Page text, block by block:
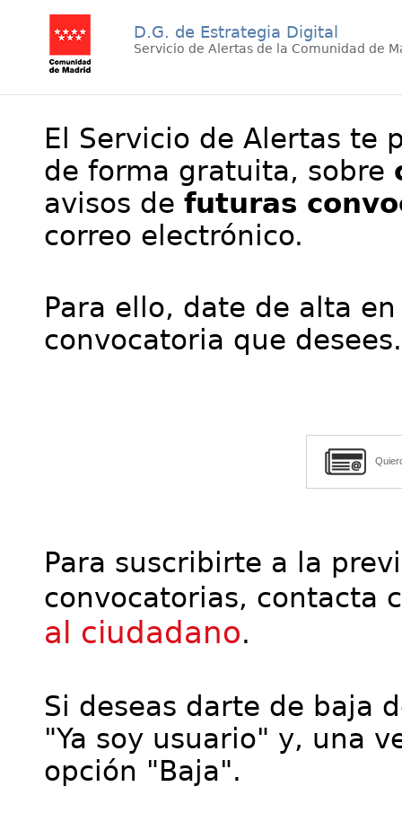
D.G. de Estrategia Digital
Servicio de Alertas de la Comunidad de
El Servicio de Alertas te
de forma gratuita, sobre
avisos de futuras
correo electrónico.
Para ello, date de alta
convocatoria que desees.
Para suscribirte a la
convocatorias, contacta
al ciudadano.
Si deseas darte de baja
"Ya soy usuario" y, una
opción "Baja".